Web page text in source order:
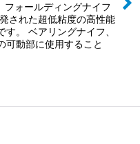
フォールディングナイフ
された超低粘度の高性能
。 ベアリングナイフ、
可動部に使用すること